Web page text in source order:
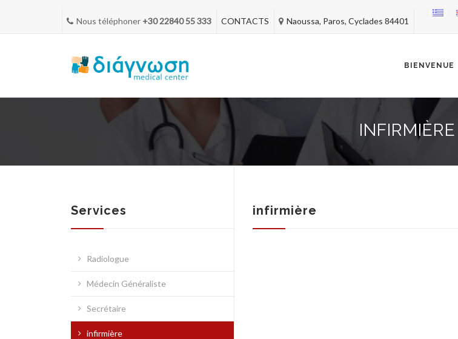
Nous téléphoner +30 22840 55 333 CONTACTS Naoussa, Paros, Cyclades 84401
content
BIENVENUE
INFIRMIÈRE
Services
Radiologue
Médecin Généraliste
Secrétaire
infirmière
infirmière